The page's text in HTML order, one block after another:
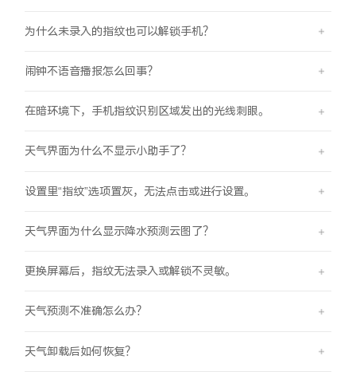
为什么未录入的指纹也可以解锁手机？
闹钟不语音播报怎么回事？
在暗环境下，手机指纹识别区域发出的光线刺眼。
天气界面为什么不显示小助手了？
设置里“指纹”选项置灰，无法点击或进行设置。
天气界面为什么显示降水预测云图了？
更换屏幕后，指纹无法录入或解锁不灵敏。
天气预测不准确怎么办？
天气卸载后如何恢复？